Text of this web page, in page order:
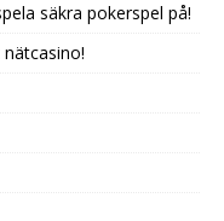
säkra pokerspel på!